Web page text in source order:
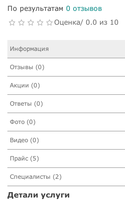
По результатам 0 отзывов
Оценка/ 0.0 из 10
Информация
Отзывы (0)
Акции (0)
Ответы (0)
Фото (0)
Видео (0)
Прайс (5)
Специалисты (2)
Детали услуги